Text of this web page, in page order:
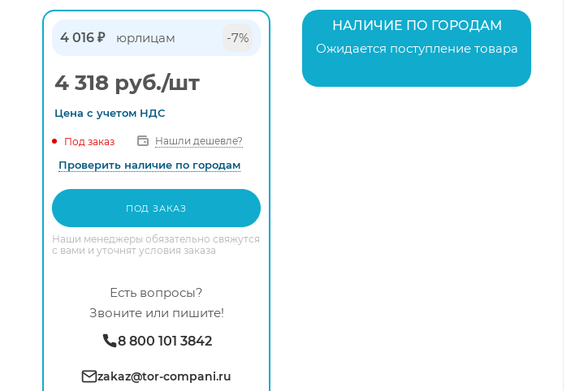
4 016 ₽ юрлицам -7%
4 318 руб./шт
Цена с учетом НДС
Под заказ Нашли дешевле?
Проверить наличие по городам
ПОД ЗАКАЗ
Наши менеджеры обязательно свяжутся
с вами и уточнят условия заказа
Есть вопросы?
Звоните или пишите!
8 800 101 3842
zakaz@tor-compani.ru
НАЛИЧИЕ ПО ГОРОДАМ
Ожидается поступление товара